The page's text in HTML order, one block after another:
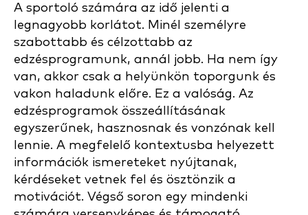
A sportoló számára az idő jelenti a
legnagyobb korlátot. Minél személyre
szabottabb és célzottabb az
edzésprogramunk, annál jobb. Ha nem így
van, akkor csak a helyünkön toporgunk és
vakon haladunk előre. Ez a valóság. Az
edzésprogramok összeállításának
egyszerűnek, hasznosnak és vonzónak kell
lennie. A megfelelő kontextusba helyezett
információk ismereteket nyújtanak,
kérdéseket vetnek fel és ösztönzik a
motivációt. Végső soron egy mindenki